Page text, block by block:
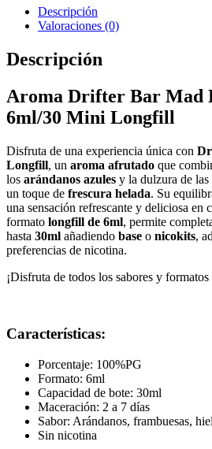
Descripción
Valoraciones (0)
Descripción
Aroma Drifter Bar Mad
6ml/30 Mini Longfill
Disfruta de una experiencia única con
Longfill, un aroma afrutado que
los arándanos azules y la dulzura de las
un toque de frescura helada. Su
una sensación refrescante y deliciosa en
formato longfill de 6ml, permite
hasta 30ml añadiendo base o nicokits,
preferencias de nicotina.
¡Disfruta de todos los sabores y formatos
Características:
Porcentaje: 100%PG
Formato: 6ml
Capacidad de bote: 30ml
Maceración: 2 a 7 días
Sabor: Arándanos, frambuesas,
Sin nicotina